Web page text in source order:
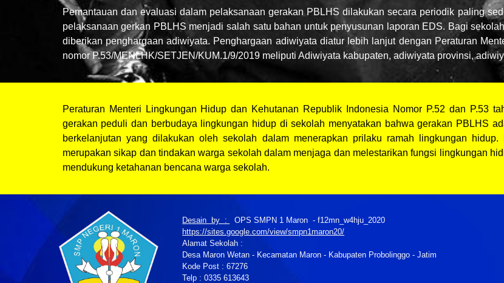
Pemantauan dan evaluasi dalam pelaksanaan gerakan PBLHS dilakukan secara periodik paling
pelaksanaan gerkan PBLHS menjadi salah satu bahan untuk penyusunan laporan EDS. Bagi
diberikan penghargaan adiwiyata. Penghargaan adiwiyata diatur lebih lanjut dengan Peraturan
nomor P.53/MENLHK/SETJEN/KUM.1/9/2019 meliputi Adiwiyata kabupaten, adiwiyata provinsi,
Peraturan Menteri Lingkungan Hidup dan Kehutanan Republik Indonesia Nomor P.52 dan P.53
gerakan peduli dan berbudaya lingkungan hidup di sekolah menyatakan bahwa gerakan PBLHS
berkelanjutan yang dilakukan oleh sekolah dalam menerapkan prilaku ramah lingkungan
merupakan sikap dan tindakan warga sekolah dalam menjaga dan melestarikan fungsi lingkungan
mendukung ketahanan bencana warga sekolah.
Desain by :
OPS SMPN 1 Maron - f12mn_w4hju_2020
https://sites.google.com/view/smpn1maron20/
Alamat Sekolah :
Desa Maron Wetan - Kecamatan Maron - Kabupaten Probolinggo - Jatim
Kode Post : 67276
Telp : 0335 613643